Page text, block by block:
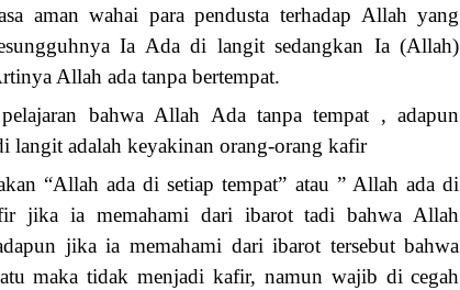
aman wahai para pendusta terhadap Allah yang
Ia Ada di langit sedangkan Ia (Allah)
Allah ada tanpa bertempat.
bahwa Allah Ada tanpa tempat , adapun
langit adalah keyakinan orang-orang kafir
“Allah ada di setiap tempat” atau ” Allah ada di
jika ia memahami dari ibarot tadi bahwa Allah
jika ia memahami dari ibarot tersebut bahwa
maka tidak menjadi kafir, namun wajib di cegah